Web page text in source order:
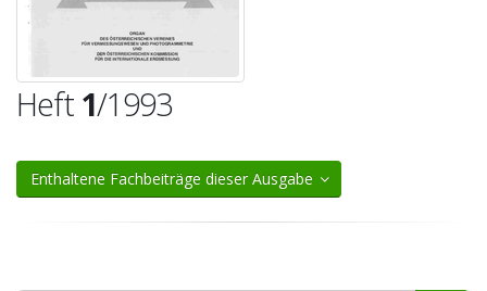
Heft 1/1993
Enthaltene Fachbeiträge dieser Ausgabe